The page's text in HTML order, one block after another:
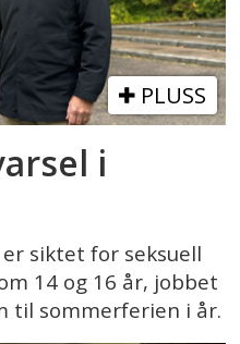
PLUSS
i
siktet for seksuell
14 og 16 år, jobbet
til sommerferien i år.